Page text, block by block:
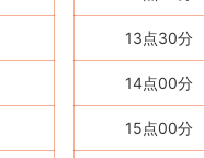
13点30分
14点00分
15点00分